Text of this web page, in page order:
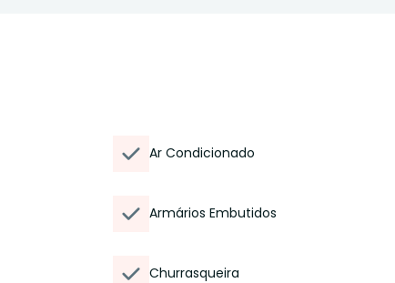
Ar Condicionado
Armários Embutidos
Churrasqueira